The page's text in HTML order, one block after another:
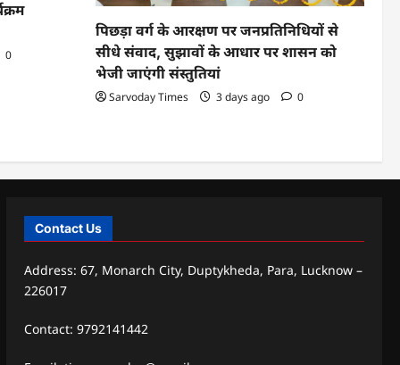
0
पिछड़ा वर्ग के आरक्षण पर जनप्रतिनिधियों से
सीधे संवाद, सुझावों के आधार पर शासन को
भेजी जाएंगी संस्तुतियां
Sarvoday Times 3 days ago 0
Contact Us
Address: 67, Monarch City, Duptykheda, Para, Lucknow –
226017
Contact: 9792141442